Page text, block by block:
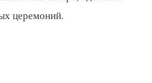
церемоний.